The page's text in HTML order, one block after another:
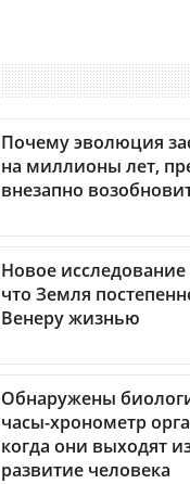
Почему эволюция
на миллионы лет,
внезапно
Новое исследование
что Земля
Венеру жизнью
Обнаружены
часы-хронометр
когда они выходят
развитие человека